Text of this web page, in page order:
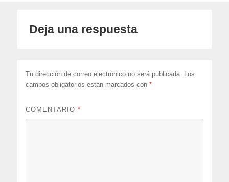
Deja una respuesta
Tu dirección de correo electrónico no será publicada. Los
campos obligatorios están marcados con*
COMENTARIO*